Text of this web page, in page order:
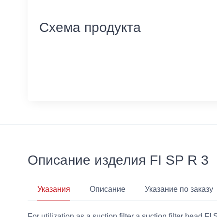
Схема продукта
Описание изделия FI SP R 3
Указания Описание Указание по заказу